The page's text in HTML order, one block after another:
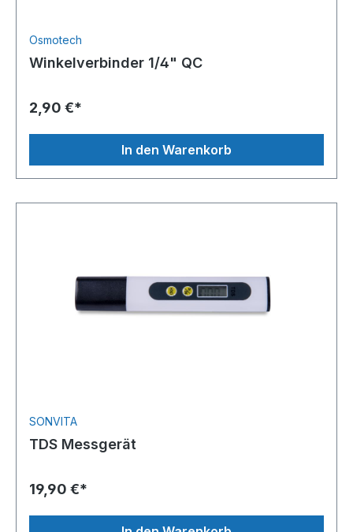
Osmotech
Winkelverbinder 1/4" QC
2,90 €*
In den Warenkorb
SONVITA
TDS Messgerät
19,90 €*